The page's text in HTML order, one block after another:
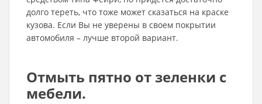
долго тереть, что тоже может сказаться на краске
кузова. Если Вы не уверены в своем покрытии
автомобиля – лучше второй вариант.
Отмыть пятно от зеленки с
мебели.